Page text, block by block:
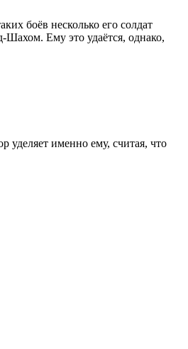
боёв несколько его солдат
Ему это удаётся, однако,
именно ему, считая, что